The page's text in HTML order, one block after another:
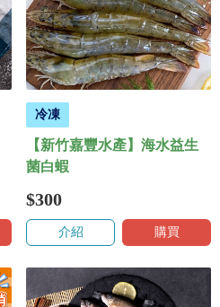
冷凍
【新竹嘉豐水產】海水益生
菌白蝦
$300
介紹 購買